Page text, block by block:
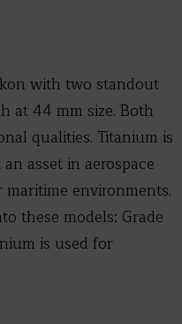
with two standout
at 44 mm size. Both
qualities. Titanium is
asset in aerospace
environments.
these models: Grade
is used for